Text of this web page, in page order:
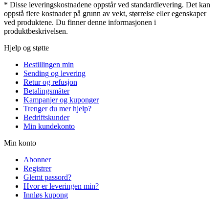
* Disse leveringskostnadene oppstår ved standardlevering. Det kan
oppstå flere kostnader på grunn av vekt, størrelse eller egenskaper
ved produktene. Du finner denne informasjonen i
produktbeskrivelsen.
Hjelp og støtte
Bestillingen min
Sending og levering
Retur og refusjon
Betalingsmåter
Kampanjer og kuponger
Trenger du mer hjelp?
Bedriftskunder
Min kundekonto
Min konto
Abonner
Registrer
Glemt passord?
Hvor er leveringen min?
Innløs kupong